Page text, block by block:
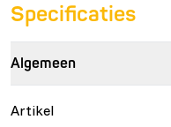
Specificaties
Algemeen
Artikel